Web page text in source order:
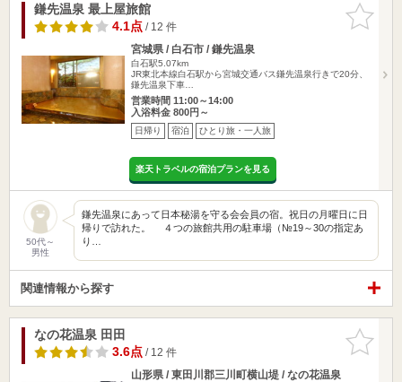
お気に入
りに追加
鎌先温泉 最上屋旅館
4.1点/ 12 件
宮城県 / 白石市 / 鎌先温泉
白石駅5.07km
JR東北本線白石駅から宮城交通バス鎌先温泉行きで20分、
鎌先温泉下車…
営業時間 11:00～14:00
入浴料金 800円～
日帰り 宿泊 ひとり旅・一人旅
楽天トラベルの宿泊プランを見る
50代～
男性
鎌先温泉にあって日本秘湯を守る会会員の宿。祝日の月曜日に日
帰りで訪れた。 ４つの旅館共用の駐車場（№19～30の指定あ
り…
関連情報から探す
お気に入
りに追加
なの花温泉 田田
3.6点/ 12 件
山形県 / 東田川郡三川町横山堤 / なの花温泉